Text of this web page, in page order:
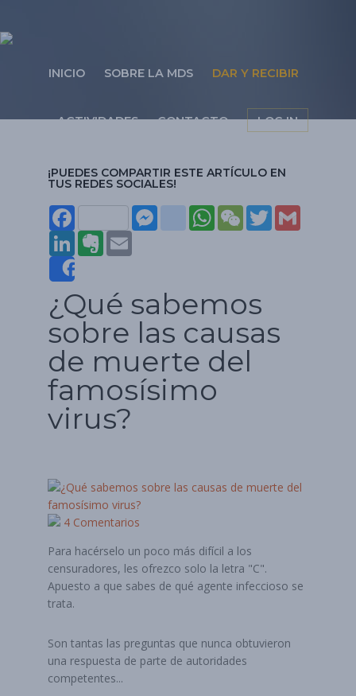
INICIO SOBRE LA MDS DAR Y RECIBIR
ACTIVIDADES CONTACTO LOG IN
¡PUEDES COMPARTIR ESTE ARTÍCULO EN
TUS REDES SOCIALES!
boo
insta
Wha
WeC
Twit
Link
Ever
Share
¿Qué sabemos
sobre las causas
de muerte del
famosísimo
virus?
4 Comentarios
Para hacérselo un poco más difícil a los
censuradores, les ofrezco solo la letra "C".
Apuesto a que sabes de qué agente infeccioso se
trata.
Son tantas las preguntas que nunca obtuvieron
una respuesta de parte de autoridades
competentes...